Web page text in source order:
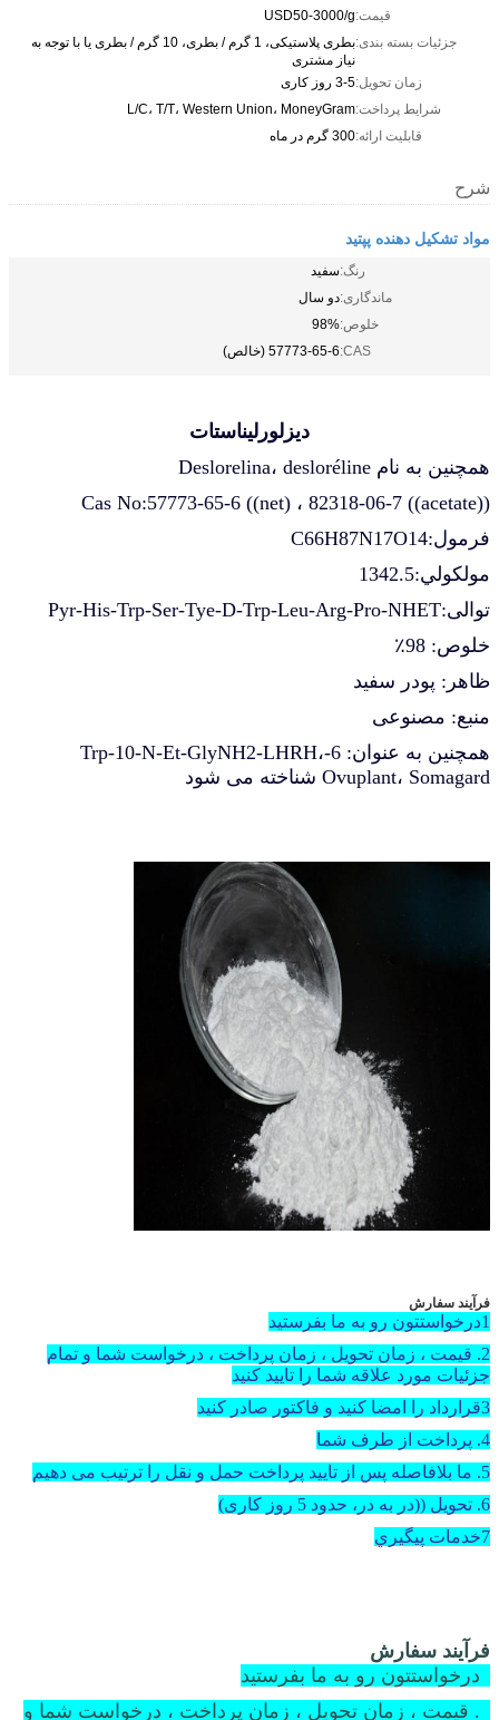
قیمت:USD50-3000/g
جزئیات بسته بندی:
بطری پلاستیکی، 1 گرم / بطری، 10 گرم / بطری یا با توجه به
نیاز مشتری
زمان تحویل:3-5 روز کاری
شرایط پرداخت:L/C، T/T، Western Union، MoneyGram
قابلیت ارائه:300 گرم در ماه
شرح
مواد تشکیل دهنده پپتید
رنگ:سفید
ماندگاری:دو سال
خلوص:98%
CAS: 57773-65-6 (خالص)
دیزلورلیناستات
همچنین به نام Deslorelina، desloréline
Cas No:57773-65-6 ((net) ، 82318-06-7 ((acetate))
فرمول:C66H87N17O14
مولکولي:1342.5
توالی:Pyr-His-Trp-Ser-Tye-D-Trp-Leu-Arg-Pro-NHET
خلوص: 98٪
ظاهر: پودر سفید
منبع: مصنوعی
همچنین به عنوان: 6-Trp-10-N-Et-GlyNH2-LHRH،
Ovuplant، Somagard شناخته می شود
فرآیند سفارش
1درخواستتون رو به ما بفرستيد
2. قیمت ، زمان تحویل ، زمان پرداخت ، درخواست شما و تمام
جزئیات مورد علاقه شما را تایید کنید
3قرارداد را امضا کنید و فاکتور صادر کنید
4. پرداخت از طرف شما
5. ما بلافاصله پس از تایید پرداخت حمل و نقل را ترتیب می دهیم
6. تحویل ((در به در، حدود 5 روز کاری)
7خدمات پيگيري
فرآیند سفارش
2. قیمت ، زمان تحویل ، زمان پرداخت ، درخواست شما و